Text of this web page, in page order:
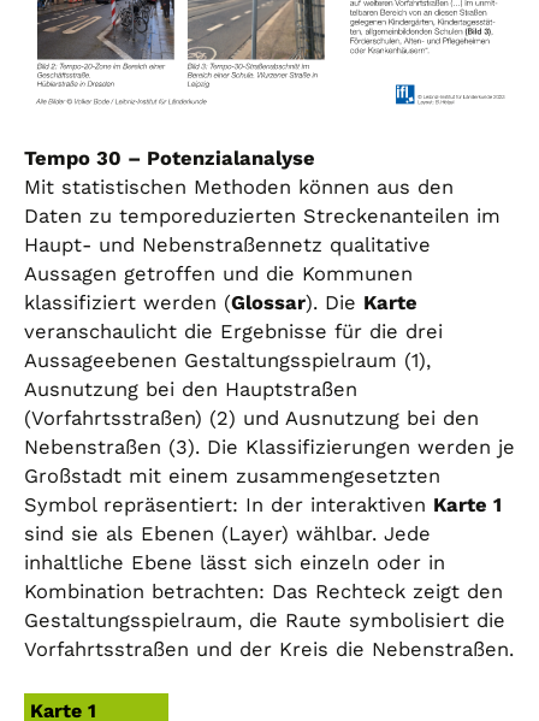
Tempo 30 – Potenzialanalyse
Mit statistischen Methoden können aus den
Daten zu temporeduzierten Streckenanteilen im
Haupt- und Nebenstraßennetz qualitative
Aussagen getroffen und die Kommunen
klassifiziert werden (Glossar). Die Karte
veranschaulicht die Ergebnisse für die drei
Aussageebenen Gestaltungsspielraum (1),
Ausnutzung bei den Hauptstraßen
(Vorfahrtsstraßen) (2) und Ausnutzung bei den
Nebenstraßen (3). Die Klassifizierungen werden je
Großstadt mit einem zusammengesetzten
Symbol repräsentiert: In der interaktiven Karte 1
sind sie als Ebenen (Layer) wählbar. Jede
inhaltliche Ebene lässt sich einzeln oder in
Kombination betrachten: Das Rechteck zeigt den
Gestaltungsspielraum, die Raute symbolisiert die
Vorfahrtsstraßen und der Kreis die Nebenstraßen.
Karte 1